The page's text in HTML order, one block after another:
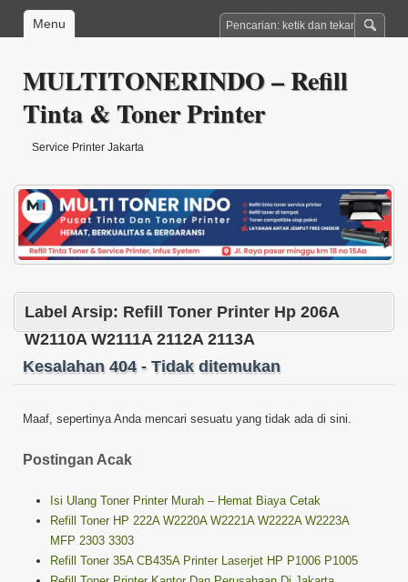
Menu
MULTITONERINDO – Refill
Tinta & Toner Printer
Service Printer Jakarta
Label Arsip: Refill Toner Printer Hp 206A
W2110A W2111A 2112A 2113A
Kesalahan 404 - Tidak ditemukan
Maaf, sepertinya Anda mencari sesuatu yang tidak ada di sini.
Postingan Acak
Isi Ulang Toner Printer Murah – Hemat Biaya Cetak
Refill Toner HP 222A W2220A W2221A W2222A W2223A
MFP 2303 3303
Refill Toner 35A CB435A Printer Laserjet HP P1006 P1005